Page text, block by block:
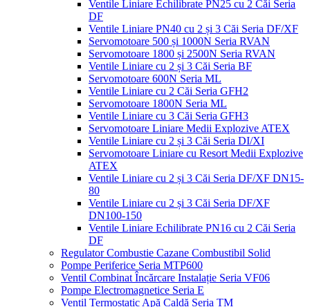
Ventile Liniare Echilibrate PN25 cu 2 Căi Seria
DF
Ventile Liniare PN40 cu 2 și 3 Căi Seria DF/XF
Servomotoare 500 și 1000N Seria RVAN
Servomotoare 1800 și 2500N Seria RVAN
Ventile Liniare cu 2 și 3 Căi Seria BF
Servomotoare 600N Seria ML
Ventile Liniare cu 2 Căi Seria GFH2
Servomotoare 1800N Seria ML
Ventile Liniare cu 3 Căi Seria GFH3
Servomotoare Liniare Medii Explozive ATEX
Ventile Liniare cu 2 și 3 Căi Seria DI/XI
Servomotoare Liniare cu Resort Medii Explozive
ATEX
Ventile Liniare cu 2 și 3 Căi Seria DF/XF DN15-
80
Ventile Liniare cu 2 și 3 Căi Seria DF/XF
DN100-150
Ventile Liniare Echilibrate PN16 cu 2 Căi Seria
DF
Regulator Combustie Cazane Combustibil Solid
Pompe Periferice Seria MTP600
Ventil Combinat Încărcare Instalație Seria VF06
Pompe Electromagnetice Seria E
Ventil Termostatic Apă Caldă Seria TM